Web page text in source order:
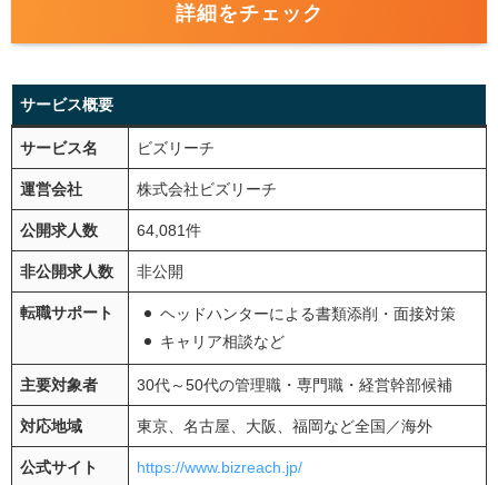
詳細をチェック
サービス概要
サービス名 ビズリーチ
運営会社 株式会社ビズリーチ
公開求人数 64,081件
非公開求人数 非公開
転職サポート
ヘッドハンターによる書類添削・面接対策
キャリア相談など
主要対象者 30代～50代の管理職・専門職・経営幹部候補
対応地域 東京、名古屋、大阪、福岡など全国／海外
公式サイト https://www.bizreach.jp/